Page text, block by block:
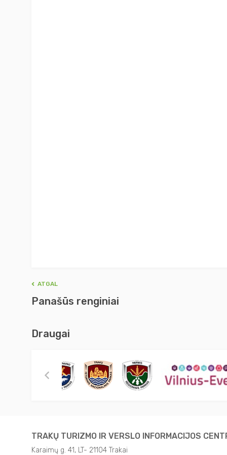
ATGAL
Panašūs renginiai
Draugai
TRAKŲ TURIZMO IR VERSLO INFORMACIJOS
Karaimų g. 41, LT- 21104 Trakai